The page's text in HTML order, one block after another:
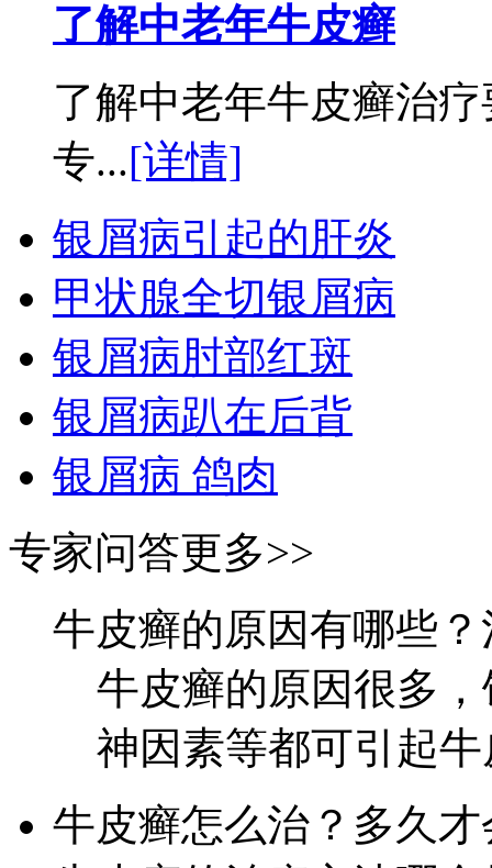
了解中老年牛皮癣
了解中老年牛皮癣治
专...[详情]
银屑病引起的肝炎
甲状腺全切银屑病
银屑病肘部红斑
银屑病趴在后背
银屑病 鸽肉
专家问答更多>>
牛皮癣的原因有哪些
牛皮癣的原因很多
神因素等都可引起
牛皮癣怎么治？多久